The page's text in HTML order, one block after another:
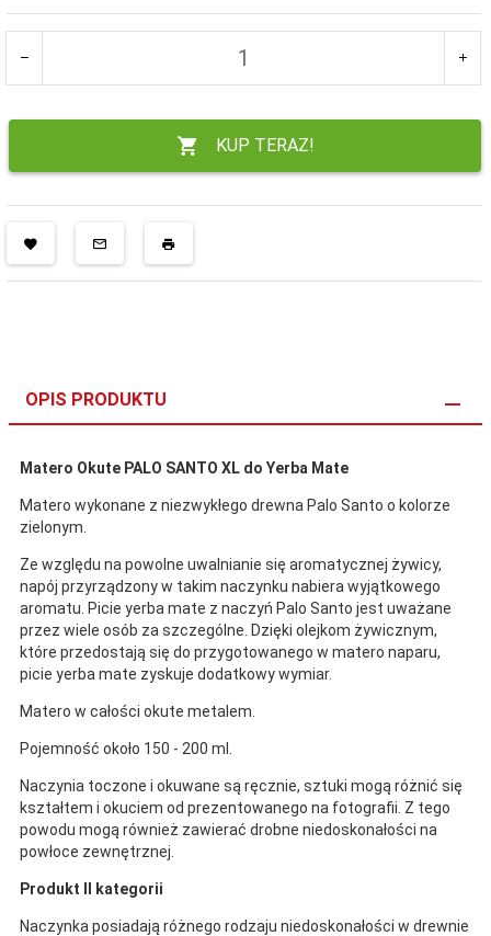
KUP TERAZ!
OPIS PRODUKTU
Matero Okute PALO SANTO XL do Yerba Mate
Matero wykonane z niezwykłego drewna Palo Santo o kolorze
zielonym.
Ze względu na powolne uwalnianie się aromatycznej żywicy,
napój przyrządzony w takim naczynku nabiera wyjątkowego
aromatu. Picie yerba mate z naczyń Palo Santo jest uważane
przez wiele osób za szczególne. Dzięki olejkom żywicznym,
które przedostają się do przygotowanego w matero naparu,
picie yerba mate zyskuje dodatkowy wymiar.
Matero w całości okute metalem.
Pojemność około 150 - 200 ml.
Naczynia toczone i okuwane są ręcznie, sztuki mogą różnić się
kształtem i okuciem od prezentowanego na fotografii. Z tego
powodu mogą również zawierać drobne niedoskonałości na
powłoce zewnętrznej.
Produkt II kategorii
Naczynka posiadają różnego rodzaju niedoskonałości w drewnie